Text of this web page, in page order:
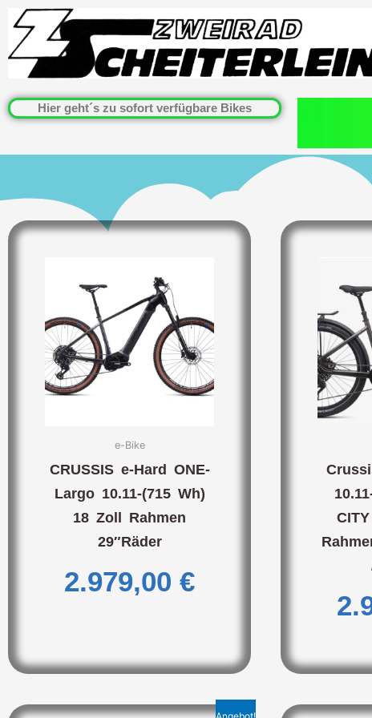
Zum
Inhalt
springen
Hier geht´s zu sofort verfügbare Bikes
e-Bike
CRUSSIS e-Hard ONE-
Largo 10.11-(715 Wh)
18 Zoll Rahmen
29″Räder
2.979,00€